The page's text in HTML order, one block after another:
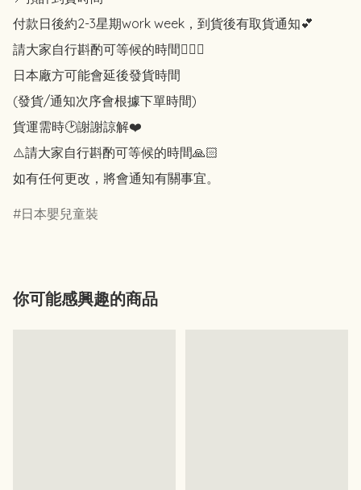
付款日後約2-3星期work week，到貨後有取貨通知💕
請大家自行斟酌可等候的時間🙇🏻‍♀️
日本廠方可能會延後發貨時間
(發貨/通知次序會根據下單時間)
貨運需時🕑謝謝諒解❤️
⚠️請大家自行斟酌可等候的時間🙏🏻
如有任何更改，將會通知有關事宜。
日本嬰兒童裝
你可能感興趣的商品